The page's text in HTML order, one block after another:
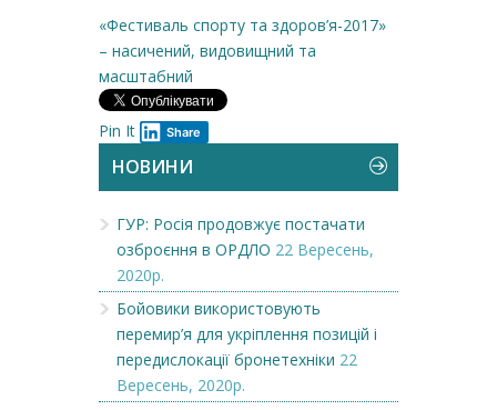
«Фестиваль спорту та здоров’я-2017»
– насичений, видовищний та
масштабний
Pin It Share
НОВИНИ
ГУР: Росія продовжує постачати
озброєння в ОРДЛО 22 Вересень,
2020р.
Бойовики використовують
перемир’я для укріплення позицій і
передислокації бронетехніки 22
Вересень, 2020р.